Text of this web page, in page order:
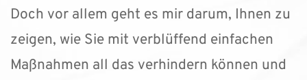
Doch vor allem geht es mir darum, Ihnen zu
zeigen, wie Sie mit verblüffend einfachen
Maßnahmen all das verhindern können und